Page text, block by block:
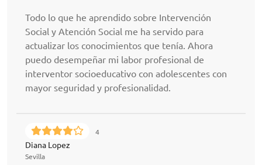
Todo lo que he aprendido sobre Intervención
Social y Atención Social me ha servido para
actualizar los conocimientos que tenía. Ahora
puedo desempeñar mi labor profesional de
interventor socioeducativo con adolescentes con
mayor seguridad y profesionalidad.
4
Diana Lopez
Sevilla